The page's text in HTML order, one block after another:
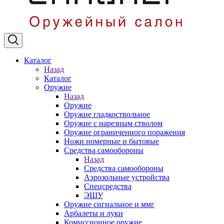
Каталог
Назад
Каталог
Оружие
Назад
Оружие
Оружие гладкоствольное
Оружие с нарезным стволом
Оружие ограниченного поражения
Ножи номерные и бытовые
Средства самообороны
Назад
Средства самообороны
Аэрозольные устройства
Спецсредства
ЭШУ
Оружие сигнальное и ммг
Арбалеты и луки
Комиссионное оружие